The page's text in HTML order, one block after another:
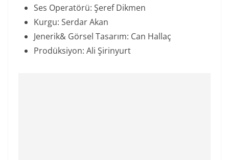
Ses Operatörü: Şeref Dikmen
Kurgu: Serdar Akan
Jenerik& Görsel Tasarım: Can Hallaç
Prodüksiyon: Ali Şirinyurt